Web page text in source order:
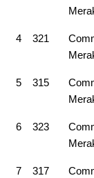
4 321
5 315
6 323
7 317